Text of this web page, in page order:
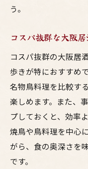
う。
コスパ抜群な大阪
コスパ抜群の大阪居
歩きが特におすすめ
名物鳥料理を比較す
楽しめます。また、
プしておくと、効率
焼鳥や鳥料理を中心
がら、食の奥深さを
です。